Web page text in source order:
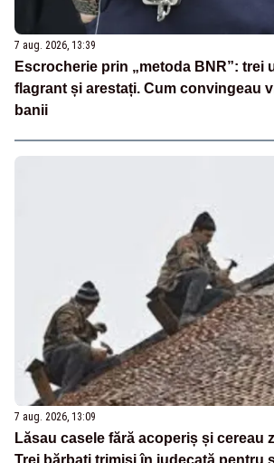
7 aug. 2026, 13:39
Escrocherie prin „metoda BNR”: trei
flagrant și arestați. Cum convingeau
banii
7 aug. 2026, 13:09
Lăsau casele fără acoperiș și cereau